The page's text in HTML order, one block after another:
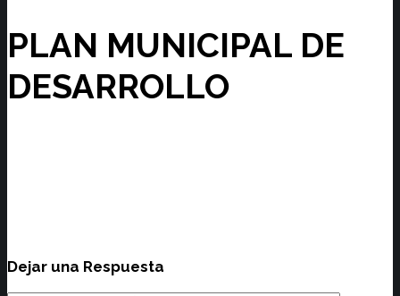
PLAN MUNICIPAL DE
DESARROLLO
Dejar una Respuesta